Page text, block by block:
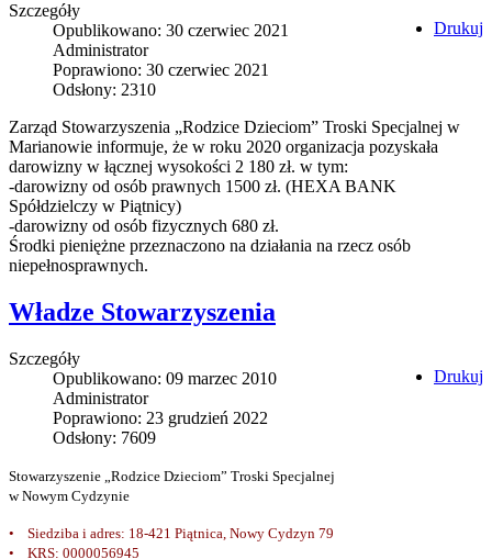
Drukuj
Szczegóły
Opublikowano: 30 czerwiec 2021
Administrator
Poprawiono: 30 czerwiec 2021
Odsłony: 2310
Zarząd Stowarzyszenia „Rodzice Dzieciom” Troski Specjalnej w
Marianowie informuje, że w roku 2020 organizacja pozyskała
darowizny w łącznej wysokości 2 180 zł. w tym:
-darowizny od osób prawnych 1500 zł. (HEXA BANK
Spółdzielczy w Piątnicy)
-darowizny od osób fizycznych 680 zł.
Środki pieniężne przeznaczono na działania na rzecz osób
niepełnosprawnych.
Władze Stowarzyszenia
Drukuj
Szczegóły
Opublikowano: 09 marzec 2010
Administrator
Poprawiono: 23 grudzień 2022
Odsłony: 7609
Stowarzyszenie „Rodzice Dzieciom” Troski Specjalnej
w Nowym Cydzynie
• Siedziba i adres: 18-421 Piątnica, Nowy Cydzyn 79
• KRS: 0000056945